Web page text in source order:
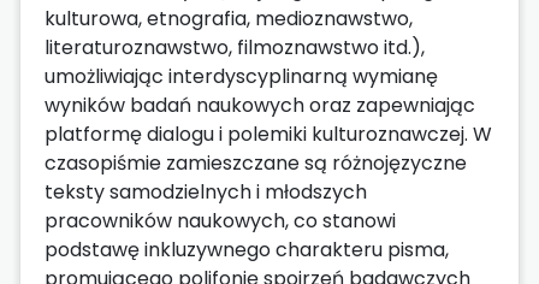
kulturowa, etnografia, medioznawstwo,
literaturoznawstwo, filmoznawstwo itd.),
umożliwiając interdyscyplinarną wymianę
wyników badań naukowych oraz zapewniając
platformę dialogu i polemiki kulturoznawczej. W
czasopiśmie zamieszczane są różnojęzyczne
teksty samodzielnych i młodszych
pracowników naukowych, co stanowi
podstawę inkluzywnego charakteru pisma,